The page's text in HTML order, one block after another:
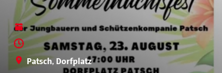
Patsch, Dorfplatz